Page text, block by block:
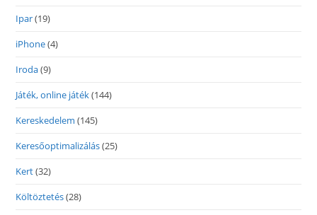
Ipar(19)
iPhone(4)
Iroda(9)
Játék, online játék(144)
Kereskedelem (145)
Keresőoptimalizálás(25)
Kert(32)
Költöztetés(28)